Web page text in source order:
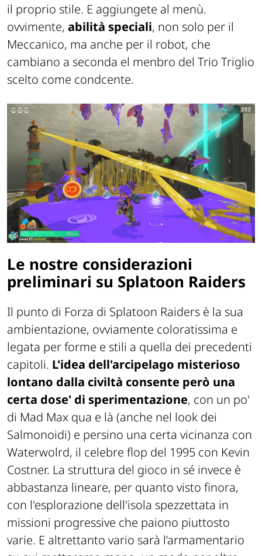
il proprio stile. E aggiungete al menù.
ovvimente, abilità speciali, non solo per il
Meccanico, ma anche per il robot, che
cambiano a seconda el menbro del Trio Triglio
scelto come condcente.
Le nostre considerazioni
preliminari su Splatoon Raiders
Il punto di Forza di Splatoon Raiders è la sua
ambientazione, ovviamente coloratissima e
legata per forme e stili a quella dei precedenti
capitoli. L'idea dell'arcipelago misterioso
lontano dalla civiltà consente però una
certa dose' di sperimentazione, con un po'
di Mad Max qua e là (anche nel look dei
Salmonoidi) e persino una certa vicinanza con
Waterwolrd, il celebre flop del 1995 con Kevin
Costner. La struttura del gioco in sé invece è
abbastanza lineare, per quanto visto finora,
con l'esplorazione dell'isola spezzettata in
missioni progressive che paiono piuttosto
varie. E altrettanto vario sarà l’armamentario